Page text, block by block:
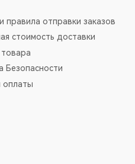
правила отправки заказов
стоимость доставки
Безопасности
оплаты